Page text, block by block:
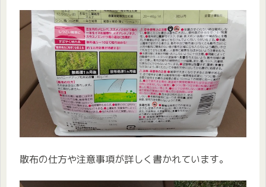
散布の仕方や注意事項が詳しく書かれています。